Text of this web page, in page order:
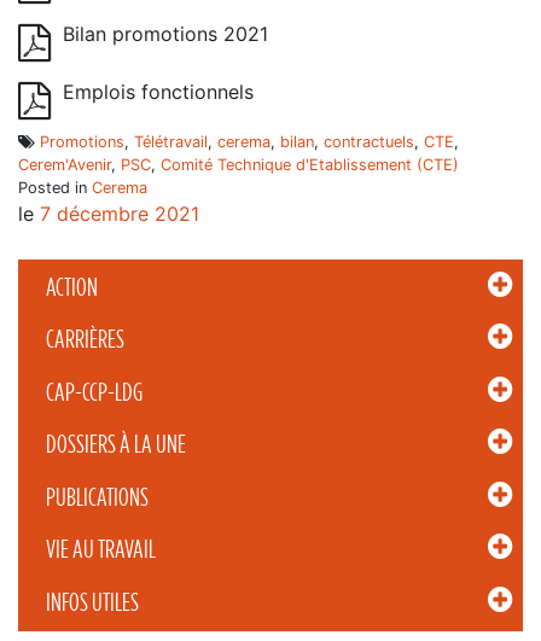
ACTION
CARRIÈRES
CAP-CCP-LDG
DOSSIERS À LA UNE
PUBLICATIONS
VIE AU TRAVAIL
INFOS UTILES
Bilan promotions 2021
Emplois fonctionnels
Promotions, Télétravail, cerema, bilan, contractuels, CTE,
Cerem'Avenir, PSC, Comité Technique d'Etablissement (CTE)
Posted in Cerema
le 7 décembre 2021